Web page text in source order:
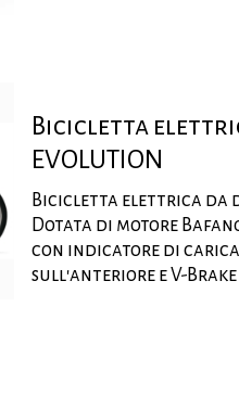
Bicicletta
EVOLUTION
Bicicletta elettrica da
Dotata di motore
con indicatore di
sull'anteriore e V-Brake